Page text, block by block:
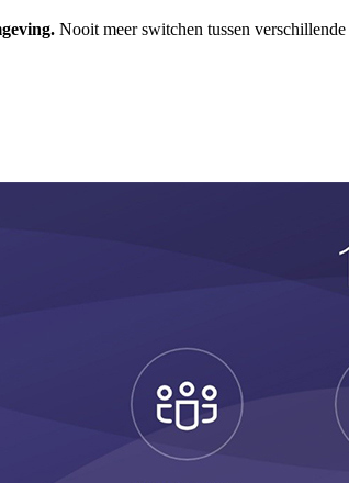
Nooit meer switchen tussen